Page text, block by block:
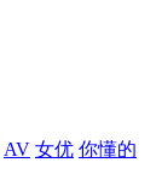
AV 女优 你懂的